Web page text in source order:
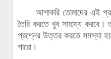
আশাকরি তোমাদের এই
তৈরি করতে খুব সাহায্য
প্রশ্নের উত্তর করতে সমস্যা
পারো।